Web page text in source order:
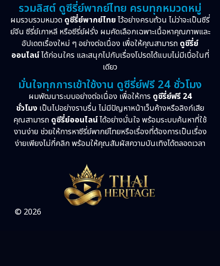
รวมลิสต์ ดูซีรี่ย์พากย์ไทย ครบทุกหมวดหมู่
ผมรวบรวมหมวด ดูซีรี่ย์พากย์ไทย ไว้อย่างครบถ้วน ไม่ว่าจะเป็นซีรี่
ย์จีน ซีรี่ย์เกาหลี หรือซีรี่ย์ฝรั่ง ผมคัดเลือกเฉพาะเนื้อหาคุณภาพและ
อัปเดตเรื่องใหม่ ๆ อย่างต่อเนื่อง เพื่อให้คุณสามารถ ดูซีรี่ย์
ออนไลน์ได้ก่อนใคร และสนุกไปกับเรื่องโปรดได้แบบไม่มีเบื่อในที่
เดียว
มั่นใจทุกการเข้าใช้งาน ดูซีรี่ย์ฟรี 24 ชั่วโมง
ผมพัฒนาระบบอย่างต่อเนื่อง เพื่อให้การ ดูซีรี่ย์ฟรี 24
ชั่วโมงเป็นไปอย่างราบรื่น ไม่มีปัญหาหน้าเว็บค้างหรือลิงก์เสีย
คุณสามารถ ดูซีรี่ย์ออนไลน์ได้อย่างมั่นใจ พร้อมระบบค้นหาที่ใช้
งานง่าย ช่วยให้การหาซีรี่ย์พากย์ไทยหรือเรื่องที่ต้องการเป็นเรื่อง
ง่ายเพียงไม่กี่คลิก พร้อมให้คุณสัมผัสความบันเทิงได้ตลอดเวลา
© 2026